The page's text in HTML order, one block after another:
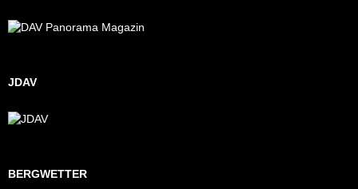
JDAV
BERGWETTER